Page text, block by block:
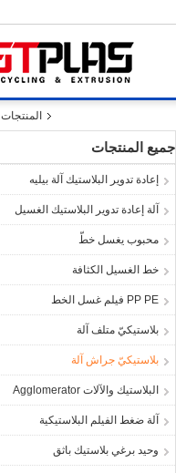
المنتجات
جميع المنتجات
إعادة تدوير البلاستيك آلة بيليه
آلة إعادة تدوير البلاستيك الغسيل
محبوب يغسل خطّ
خط الغسيل الكثافة
PP PE فيلم غسل الخط
بلاستيكيّ متلف آلة
بلاستيكيّ جراش آلة
البلاستيك والآلات Agglomerator
آلة ضغط الفيلم البلاستيكية
وحيد برغي بلاستيك باثق